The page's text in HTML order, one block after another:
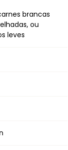
brancas
ou
leves